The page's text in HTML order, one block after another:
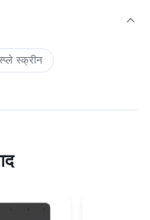
स्क्रीन